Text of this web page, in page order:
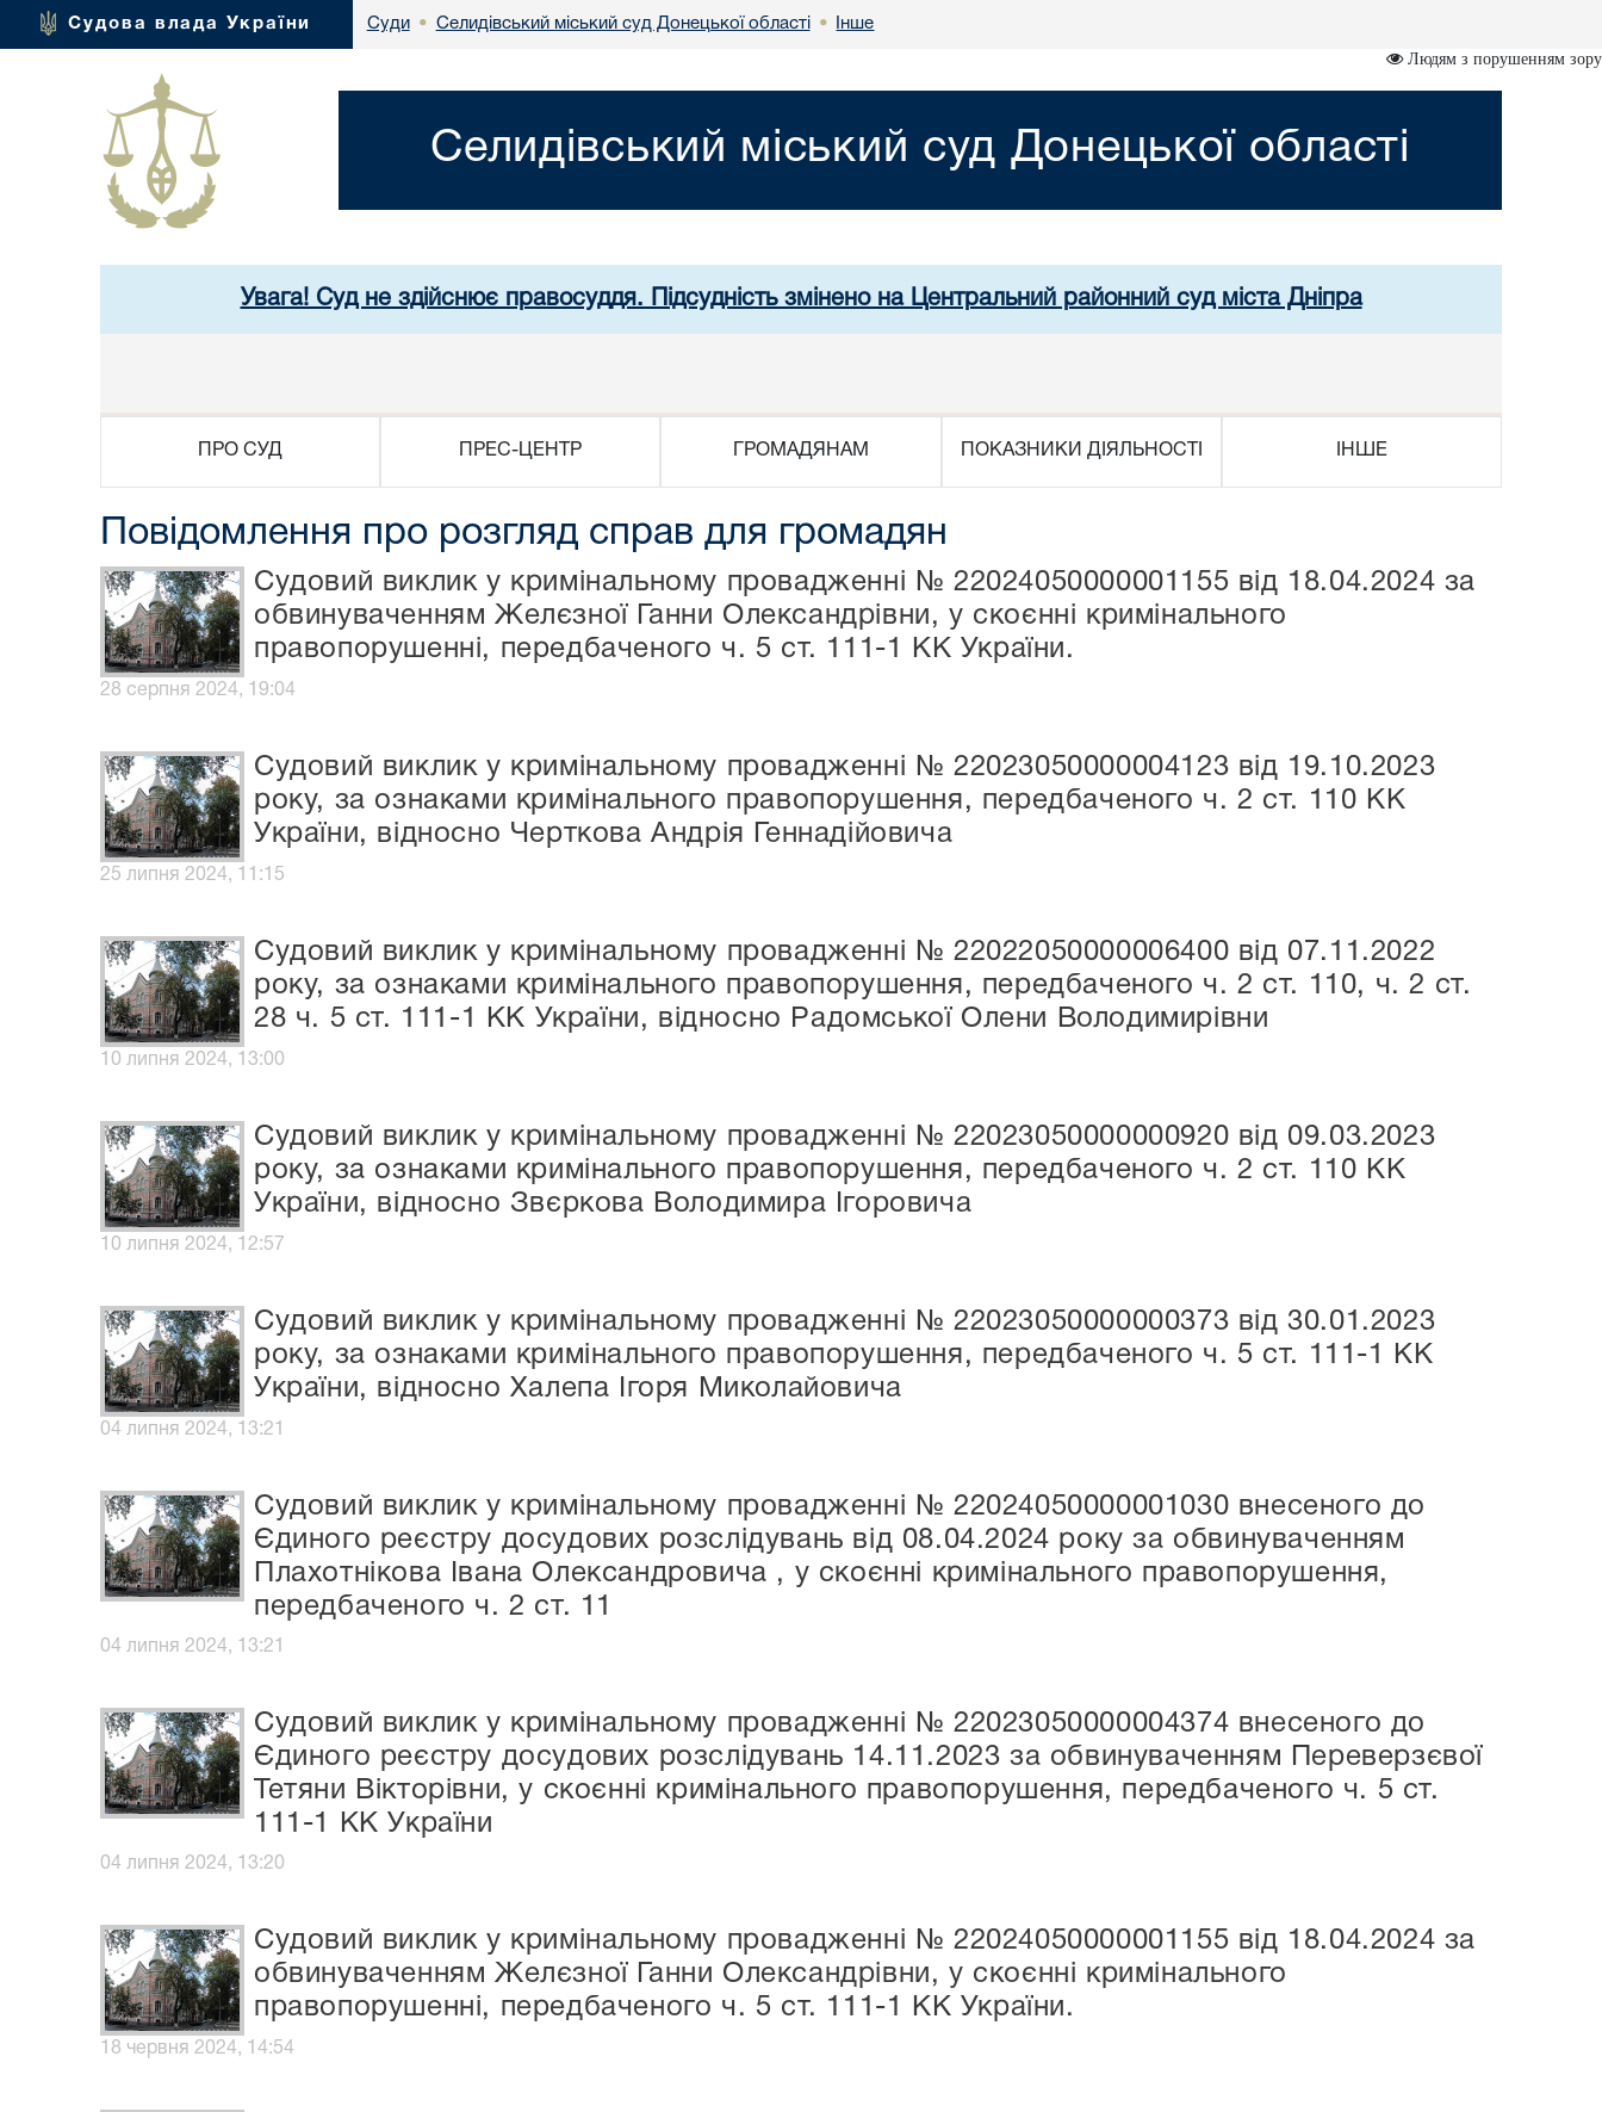
Судова влада України Суди • Селидівський міський суд Донецької області • Інше
Людям з порушенням зору
Селидівський міський суд Донецької області
Увага! Суд не здійснює правосуддя. Підсудність змінено на Центральний районний суд міста Дніпра
ПРО СУД ПРЕС-ЦЕНТР ГРОМАДЯНАМ ПОКАЗНИКИ ДІЯЛЬНОСТІ ІНШЕ
Повідомлення про розгляд справ для громадян
Судовий виклик у кримінальному провадженні № 22024050000001155 від 18.04.2024 за
обвинуваченням Желєзної Ганни Олександрівни, у скоєнні кримінального
правопорушенні, передбаченого ч. 5 ст. 111-1 КК України.
28 серпня 2024, 19:04
Судовий виклик у кримінальному провадженні № 22023050000004123 від 19.10.2023
року, за ознаками кримінального правопорушення, передбаченого ч. 2 ст. 110 КК
України, відносно Черткова Андрія Геннадійовича
25 липня 2024, 11:15
Судовий виклик у кримінальному провадженні № 22022050000006400 від 07.11.2022
року, за ознаками кримінального правопорушення, передбаченого ч. 2 ст. 110, ч. 2 ст.
28 ч. 5 ст. 111-1 КК України, відносно Радомської Олени Володимирівни
10 липня 2024, 13:00
Судовий виклик у кримінальному провадженні № 22023050000000920 від 09.03.2023
року, за ознаками кримінального правопорушення, передбаченого ч. 2 ст. 110 КК
України, відносно Звєркова Володимира Ігоровича
10 липня 2024, 12:57
Судовий виклик у кримінальному провадженні № 22023050000000373 від 30.01.2023
року, за ознаками кримінального правопорушення, передбаченого ч. 5 ст. 111-1 КК
України, відносно Халепа Ігоря Миколайовича
04 липня 2024, 13:21
Судовий виклик у кримінальному провадженні № 22024050000001030 внесеного до
Єдиного реєстру досудових розслідувань від 08.04.2024 року за обвинуваченням
Плахотнікова Івана Олександровича , у скоєнні кримінального правопорушення,
передбаченого ч. 2 ст. 11
04 липня 2024, 13:21
Судовий виклик у кримінальному провадженні № 22023050000004374 внесеного до
Єдиного реєстру досудових розслідувань 14.11.2023 за обвинуваченням Переверзєвої
Тетяни Вікторівни, у скоєнні кримінального правопорушення, передбаченого ч. 5 ст.
111-1 КК України
04 липня 2024, 13:20
Судовий виклик у кримінальному провадженні № 22024050000001155 від 18.04.2024 за
обвинуваченням Желєзної Ганни Олександрівни, у скоєнні кримінального
правопорушенні, передбаченого ч. 5 ст. 111-1 КК України.
18 червня 2024, 14:54